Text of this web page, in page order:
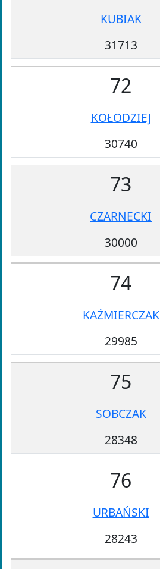
KUBIAK
31713
72
KOŁODZIEJ
30740
73
CZARNECKI
30000
74
KAŹMIERCZAK
29985
75
SOBCZAK
28348
76
URBAŃSKI
28243